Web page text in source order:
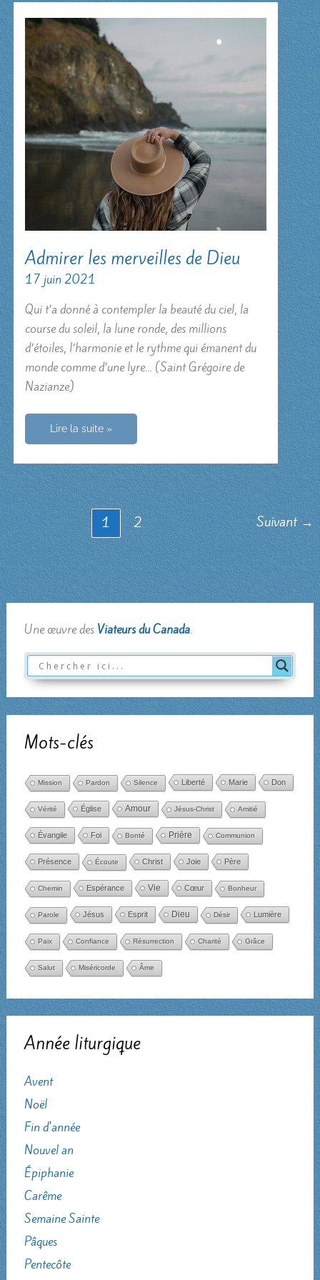
Admirer les merveilles de Dieu
17 juin 2021
Qui t’a donné à contempler la beauté du ciel, la
course du soleil, la lune ronde, des millions
d’étoiles, l’harmonie et le rythme qui émanent du
monde comme d’une lyre… (Saint Grégoire de
Nazianze)
Admirer
merveilles
Dieu
Lire la suite »
1 2 Suivant →
Une œuvre des Viateurs du Canada.
Mots-clés
Mission Pardon Silence Liberté Marie Don
Vérité Église Amour Jésus-Christ Amitié
Évangile Foi Bonté Prière Communion
Présence Écoute Christ Joie Père
Chemin Espérance Vie Cœur Bonheur
Parole Jésus Esprit Dieu Désir Lumière
Paix Confiance Résurrection Charité Grâce
Salut Miséricorde Âme
Année liturgique
Avent
Noël
Fin d'année
Nouvel an
Épiphanie
Carême
Semaine Sainte
Pâques
Pentecôte